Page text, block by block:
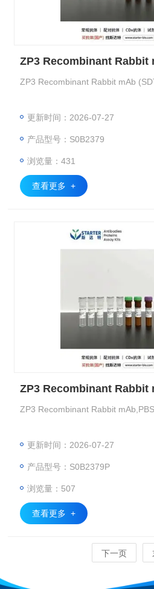
ZP3 Recombinant Rabbit mAb
更新时间：2026-07-27
产品型号：S0B2379
浏览量：431
查看更多 +
ZP3 Recombinant Rabbit
更新时间：2026-07-27
产品型号：S0B2379P
浏览量：507
查看更多 +
下一页